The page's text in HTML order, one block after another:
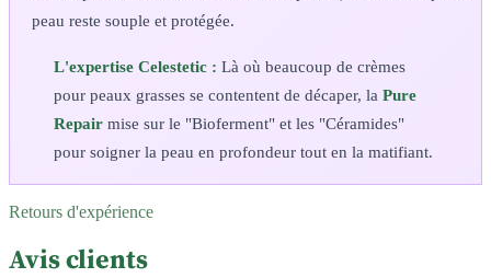
peau reste souple et protégée.
L'expertise Celestetic : Là où beaucoup de crèmes
pour peaux grasses se contentent de décaper, la Pure
Repair mise sur le "Bioferment" et les "Céramides"
pour soigner la peau en profondeur tout en la matifiant.
Retours d'expérience
Avis clients